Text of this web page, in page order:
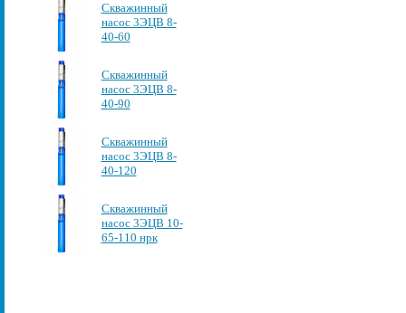
Скважинный
насос 3ЭЦВ 8-
40-60
Скважинный
насос 3ЭЦВ 8-
40-90
Скважинный
насос 3ЭЦВ 8-
40-120
Скважинный
насос 3ЭЦВ 10-
65-110 нрк